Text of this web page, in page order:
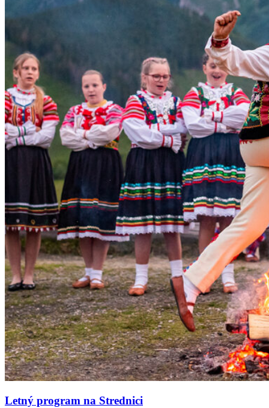
Letný program na Strednici